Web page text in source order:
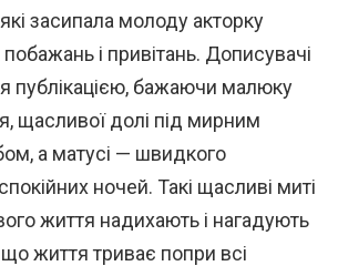
засипала молоду акторку
і привітань. Дописувачі
публікацією, бажаючи малюку
щасливої долі під мирним
а матусі — швидкого
ночей. Такі щасливі миті
життя надихають і нагадують
життя триває попри всі